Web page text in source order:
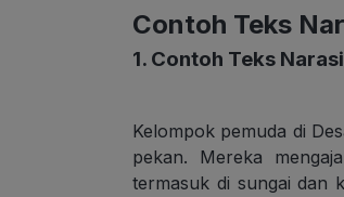
Contoh Teks
1. Contoh Teks
Kelompok pemuda di
pekan. Mereka
termasuk di sungai dan